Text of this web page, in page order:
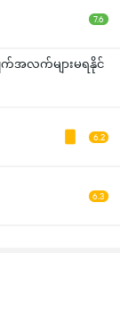
7.6
က်အလက်များမရနိုင်
6.2
6.3